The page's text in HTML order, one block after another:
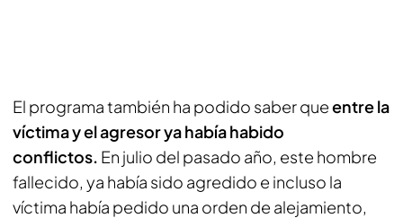
El programa también ha podido saber queentre la
víctima y el agresor ya había habido
conflictos. En julio del pasado año, este hombre
fallecido, ya había sido agredido e incluso la
víctima había pedido una orden de alejamiento,